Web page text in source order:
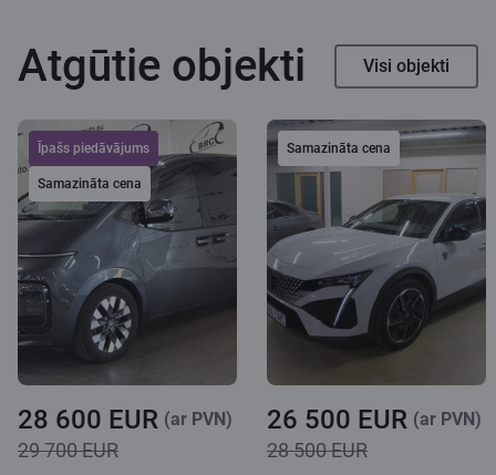
Atgūtie objekti Visi objekti
Īpašs piedāvājums
Samazināta cena
28 600 EUR (ar PVN)
29 700 EUR
Samazināta cena
26 500 EUR (ar PVN)
28 500 EUR